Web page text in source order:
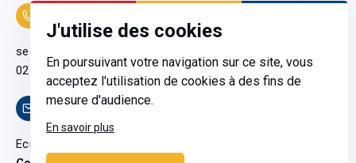
J'utilise des cookies
En poursuivant votre navigation sur ce site, vous
acceptez l'utilisation de cookies à des fins de
mesure d'audience.
En savoir plus
secretariatgeneral@pfwb.be
02 506 38 11
Contact
Ecrivez-nous